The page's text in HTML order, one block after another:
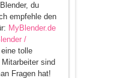
du
empfehle den
MyBlender.de
/
tolle
sind
Fragen hat!